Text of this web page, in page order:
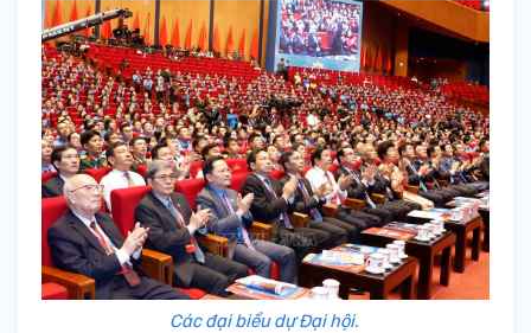
Các đại biểu dự Đại hội.